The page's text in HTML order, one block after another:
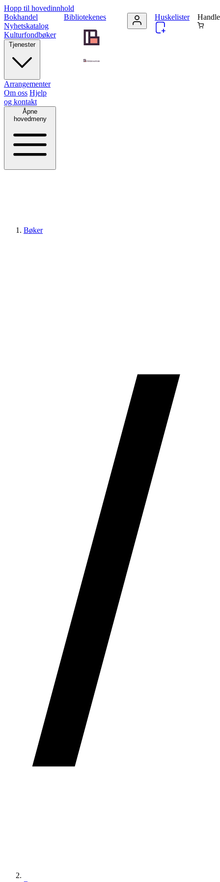
Hopp til hovedinnhold
Bibliotekenes
Bokhandel
Nyhetskatalog
Kulturfondbøker
Tjenester
Arrangementer
Om oss Hjelp
og kontakt
Åpne
hovedmeny
Huskelister
Bøker